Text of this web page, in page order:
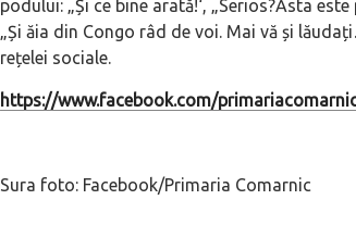
podului: „Și ce bine arată!‘, „Serios?Ăsta
„Și ăia din Congo râd de voi. Mai vă și
rețelei sociale.
https://www.facebook.com/
Sura foto: Facebook/Primaria Comarnic